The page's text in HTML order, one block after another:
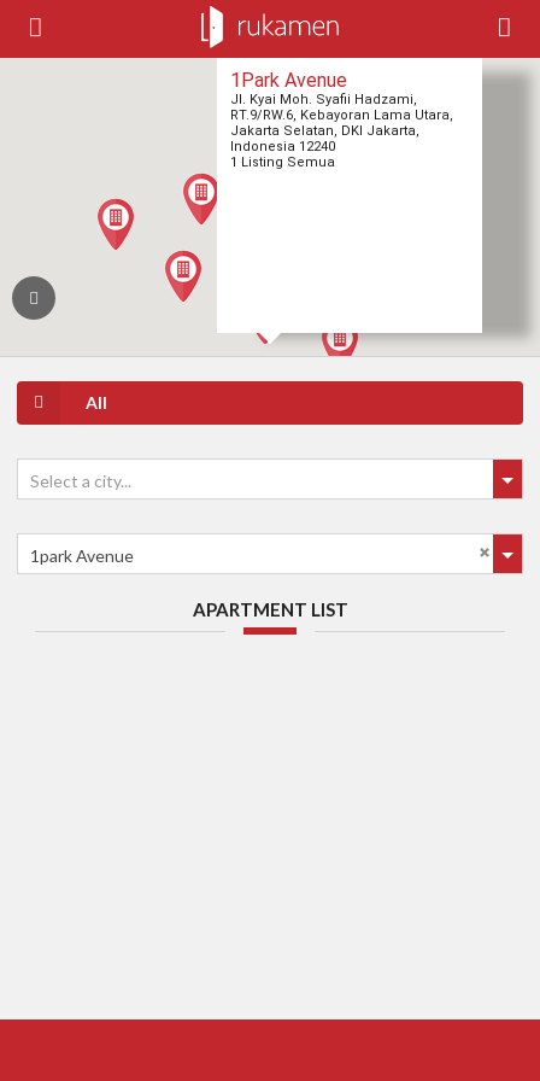
1Park Avenue
Jl. Kyai Moh. Syafii Hadzami,
RT.9/RW.6, Kebayoran Lama Utara,
Jakarta Selatan, DKI Jakarta,
Indonesia 12240
1 Listing Semua
All
Select a city...
1park Avenue
APARTMENT LIST